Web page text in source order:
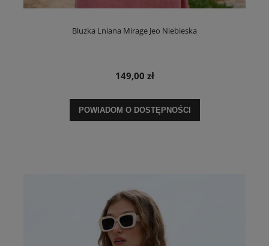
Bluzka Lniana Mirage Jeo Niebieska
149,00 zł
POWIADOM O DOSTĘPNOŚCI